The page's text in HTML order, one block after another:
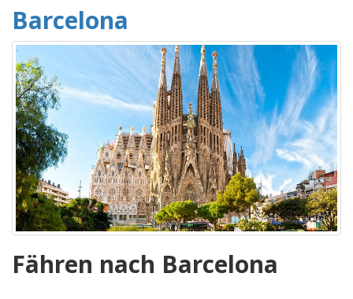
Barcelona
Fähren nach Barcelona